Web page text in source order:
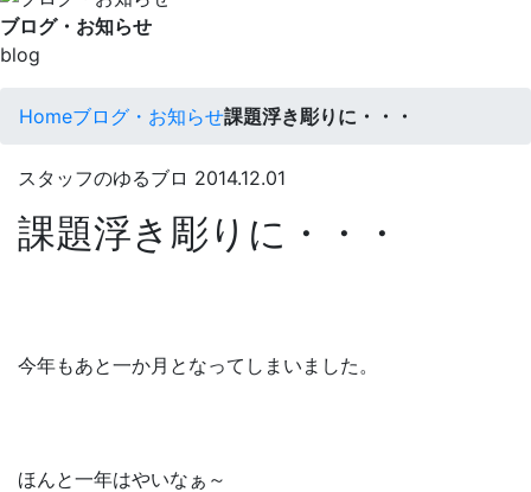
ブログ・お知らせ
blog
Homeブログ・お知らせ課題浮き彫りに・・・
スタッフのゆるブロ 2014.12.01
課題浮き彫りに・・・
今年もあと一か月となってしまいました。
ほんと一年はやいなぁ～